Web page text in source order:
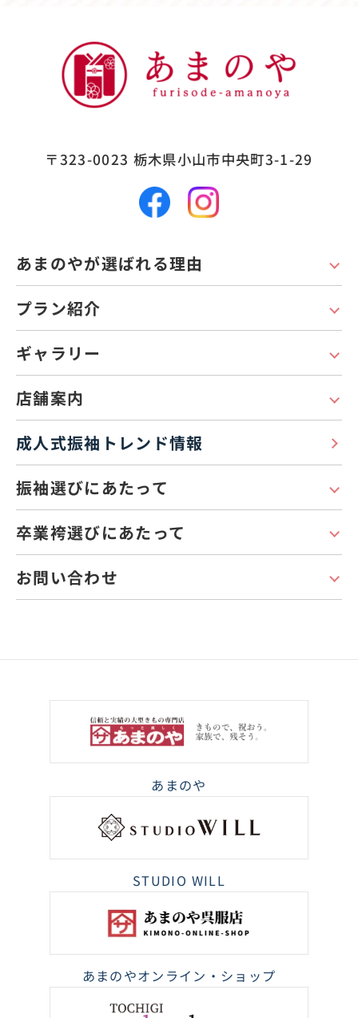
〒323-0023 栃木県小山市中央町3-1-29
あまのやが選ばれる理由
振袖選びにあたって
卒業袴選びにあたって
お問い合わせ
プラン紹介
店舗案内
ギャラリー
成人式振袖トレンド情報
あまのや
STUDIO WILL
あまのやオンライン・ショップ